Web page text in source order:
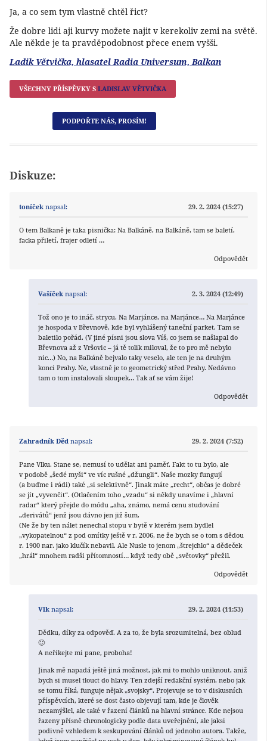
Ja, a co sem tym vlastně chtěl řict?
Že dobre lidi aji kurvy možete najit v kerekoliv zemi na světě.
Ale někde je ta pravděpodobnost přece enem vyšši.
Ladik Větvička, hlasatel Radia Universum, Balkan
VŠECHNY PŘÍSPĚVKY S LADISLAV VĚTVIČKA
PODPOŘTE NÁS, PROSÍM!
Diskuze:
toníček napsal: 29. 2. 2024 (15:27)
O tem Balkaně je taka pisnička: Na Balkáně, na Balkáně, tam se baletí,
facka přiletí, frajer odletí …
Odpovědět
Vašíček napsal: 2. 3. 2024 (12:49)
Tož ono je to ináč, strycu. Na Marjánce, na Marjánce… Na Marjánce
je hospoda v Břevnově, kde byl vyhlášený taneční parket. Tam se
baletilo pořád. (V jiné písni jsou slova Víš, co jsem se našlapal do
Břevnova až z Vršovic – já tě tolik miloval, že to pro mě nebylo
nic…) No, na Balkáně bejvalo taky veselo, ale ten je na druhým
konci Prahy. Ne, vlastně je to geometrický střed Prahy. Nedávno
tam o tom instalovali sloupek… Tak ať se vám žije!
Odpovědět
Zahradník Děd napsal: 29. 2. 2024 (7:52)
Pane Vlku. Stane se, nemusí to udělat ani paměť. Fakt to tu bylo, ale
v podobě „šedé myši“ ve víc rušné „džungli“. Naše mozky fungují
(a buďme i rádi) také „si selektivně“. Jinak máte „recht“, občas je dobré
se jít „vyvenčit“. (Otlačením toho „vzadu“ si někdy unavíme i „hlavní
radar“ který přejde do módu „aha, známo, nemá cenu studování
„derivátů“ jenž jsou dávno jen již šum.
(Ne že by ten nálet nenechal stopu v bytě v kterém jsem bydlel
„vykopatelnou“ z pod omítky ještě v r. 2006, ne že bych se o tom s dědou
r. 1900 nar. jako klučík nebavil. Ale Nusle to jenom „štrejchlo“ a dědeček
„hrál“ mnohem radši přítomností… když tedy obě „světovky“ přežil.
Odpovědět
Vlk napsal: 29. 2. 2024 (11:53)
Dědku, díky za odpověď. A za to, že byla srozumitelná, bez oblud
🙂
A neříkejte mi pane, proboha!
Jinak mě napadá ještě jiná možnost, jak mi to mohlo uniknout, aniž
bych si musel tlouct do hlavy. Ten zdejší redakční systém, nebo jak
se tomu říká, funguje nějak „svojsky“. Projevuje se to v diskusních
příspěvcích, které se dost často objevují tam, kde je člověk
nezamýšlel, ale také v řazení článků na hlavní stránce. Kde nejsou
řazeny přísně chronologicky podle data uveřejnění, ale jaksi
podivně vzhledem k seskupování článků od jednoho autora. Takže,